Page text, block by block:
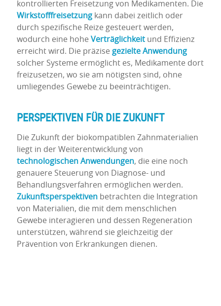
kontrollierten Freisetzung von Medikamenten. Die
Wirkstofffreisetzungkann dabei zeitlich oder
durch spezifische Reize gesteuert werden,
wodurch eine hohe Verträglichkeitund Effizienz
erreicht wird. Die präzise gezielte Anwendung
solcher Systeme ermöglicht es, Medikamente dort
freizusetzen, wo sie am nötigsten sind, ohne
umliegendes Gewebe zu beeinträchtigen.
PERSPEKTIVEN FÜR DIE ZUKUNFT
Die Zukunft der biokompatiblen Zahnmaterialien
liegt in der Weiterentwicklung von
technologischen Anwendungen, die eine noch
genauere Steuerung von Diagnose- und
Behandlungsverfahren ermöglichen werden.
Zukunftsperspektivenbetrachten die Integration
von Materialien, die mit dem menschlichen
Gewebe interagieren und dessen Regeneration
unterstützen, während sie gleichzeitig der
Prävention von Erkrankungen dienen.